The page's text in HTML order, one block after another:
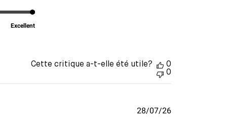
Excellent
Cette critique a-t-elle été utile?
0
0
Date
28/07/26